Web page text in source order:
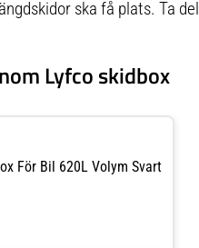
ska få plats. Ta
Lyfco skidbox
För Bil 620L Volym Svart